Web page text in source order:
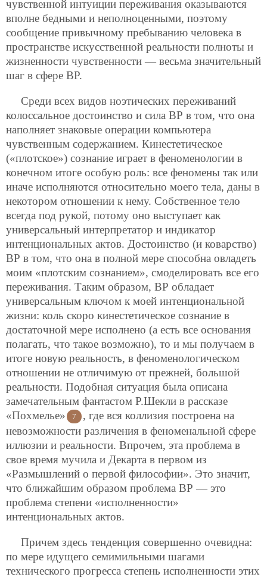
чувственной интуиции переживания оказываются
вполне бедными и неполноценными, поэтому
сообщение привычному пребыванию человека в
пространстве искусственной реальности полноты и
жизненности чувственности — весьма значительный
шаг в сфере ВР.
Среди всех видов ноэтических переживаний
колоссальное достоинство и сила ВР в том, что она
наполняет знаковые операции компьютера
чувственным содержанием. Кинестетическое
(«плотское») сознание играет в феноменологии в
конечном итоге особую роль: все феномены так или
иначе исполняются относительно моего тела, даны в
некотором отношении к нему. Собственное тело
всегда под рукой, потому оно выступает как
универсальный интерпретатор и индикатор
интенциональных актов. Достоинство (и коварство)
ВР в том, что она в полной мере способна овладеть
моим «плотским сознанием», смоделировать все его
переживания. Таким образом, ВР обладает
универсальным ключом к моей интенциональной
жизни: коль скоро кинестетическое сознание в
достаточной мере исполнено (а есть все основания
полагать, что такое возможно), то и мы получаем в
итоге новую реальность, в феноменологическом
отношении не отличимую от прежней, большой
реальности. Подобная ситуация была описана
замечательным фантастом Р.Шекли в рассказе
«Похмелье»
7
, где вся коллизия построена на
невозможности различения в феноменальной сфере
иллюзии и реальности. Впрочем, эта проблема в
свое время мучила и Декарта в первом из
«Размышлений о первой философии». Это значит,
что ближайшим образом проблема ВР — это
проблема степени «исполненности»
интенциональных актов.
Причем здесь тенденция совершенно очевидна:
по мере идущего семимильными шагами
технического прогресса степень исполненности этих